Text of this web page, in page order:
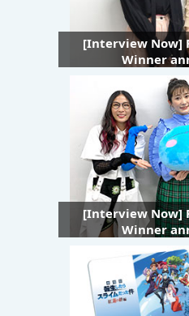
[Interview Now]
Winner
[Interview Now]
Winner